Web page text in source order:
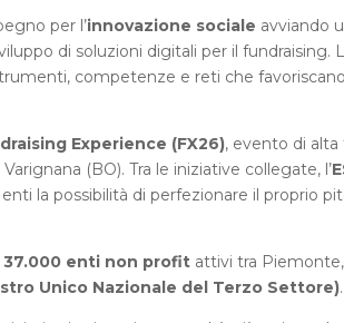
per l’innovazione sociale avviando
di soluzioni digitali per il fundraising.
competenze e reti che
Experience (FX26), evento di
(BO). Tra le iniziative collegate, l’
la possibilità di perfezionare il proprio
37.000 enti non profit attivi tra
Unico Nazionale del Terzo Settore).